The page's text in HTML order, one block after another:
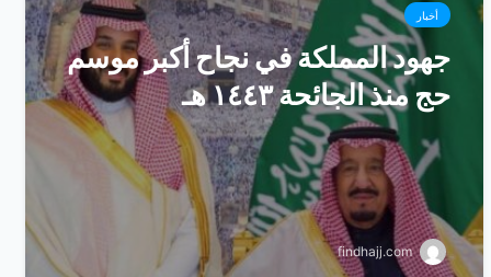
أخبار
جهود المملكة في نجاح أكبر موسم
حج منذ الجائحة ١٤٤٣ هـ
findhajj.com